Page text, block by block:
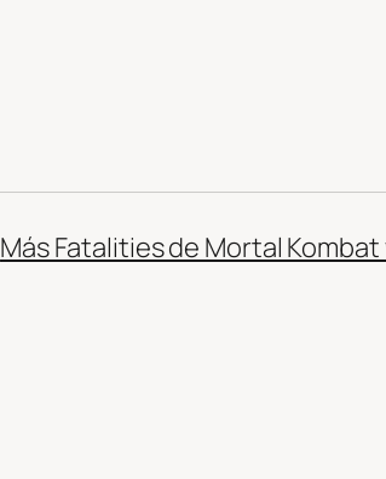
Más Fatalities de Mortal Kombat